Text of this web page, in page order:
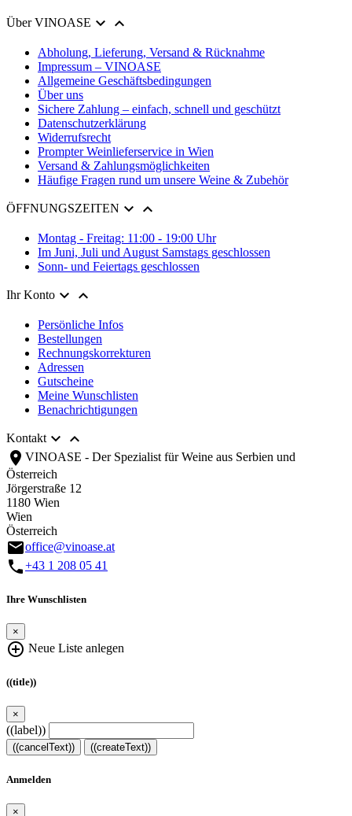
Über VINOASE  
Abholung, Lieferung, Versand & Rücknahme
Impressum – VINOASE
Allgemeine Geschäftsbedingungen
Über uns
Sichere Zahlung – einfach, schnell und geschützt
Datenschutzerklärung
Widerrufsrecht
Prompter Weinlieferservice in Wien
Versand & Zahlungsmöglichkeiten
Häufige Fragen rund um unsere Weine & Zubehör
ÖFFNUNGSZEITEN  
Montag - Freitag: 11:00 - 19:00 Uhr
Im Juni, Juli und August Samstags geschlossen
Sonn- und Feiertags geschlossen
Ihr Konto  
Persönliche Infos
Bestellungen
Rechnungskorrekturen
Adressen
Gutscheine
Meine Wunschlisten
Benachrichtigungen
Kontakt 
location_on VINOASE - Der Spezialist für Weine aus Serbien und
Österreich
Jörgerstraße 12
1180 Wien
Wien
Österreich
emailoffice@vinoase.at
call+43 1 208 05 41
Ihre Wunschlisten
×
add_circle_outline Neue Liste anlegen
((title))
×
((label))
((cancelText)) ((createText))
Anmelden
×